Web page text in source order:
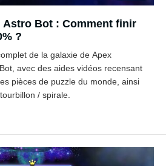
Astro Bot : Comment finir
?
de la galaxie de Apex
avec des aides vidéos recensant
pièces de puzzle du monde, ainsi
/ spirale.